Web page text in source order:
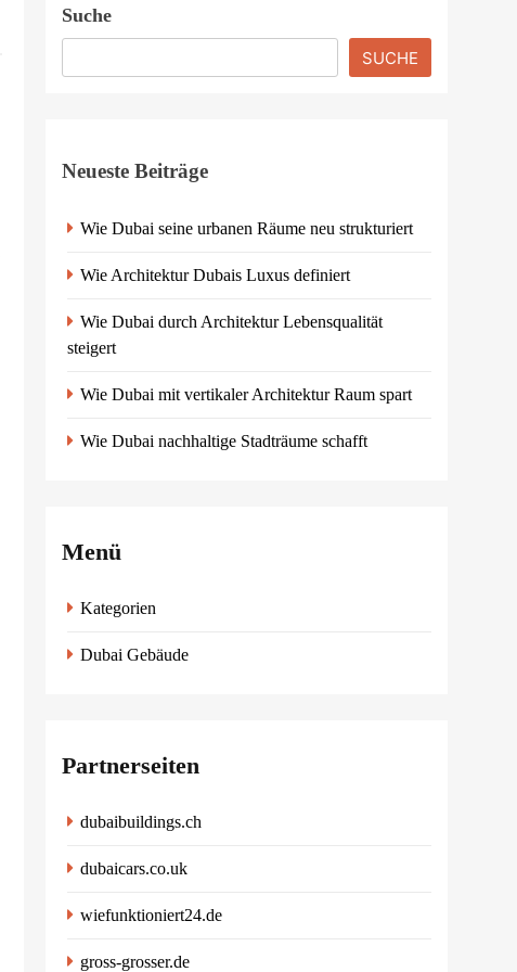
Suche
SUCHE
Neueste Beiträge
Wie Dubai seine urbanen Räume neu strukturiert
Wie Architektur Dubais Luxus definiert
Wie Dubai durch Architektur Lebensqualität
steigert
Wie Dubai mit vertikaler Architektur Raum spart
Wie Dubai nachhaltige Stadträume schafft
Menü
Kategorien
Dubai Gebäude
Partnerseiten
dubaibuildings.ch
dubaicars.co.uk
wiefunktioniert24.de
gross-grosser.de